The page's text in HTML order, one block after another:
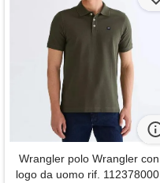
Wrangler polo Wrangler con
logo da uomo rif. 112378000,